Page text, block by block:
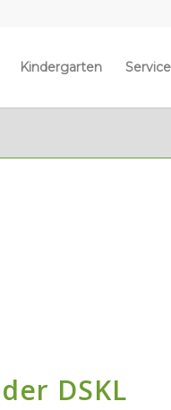
Kindergarten
DSKL